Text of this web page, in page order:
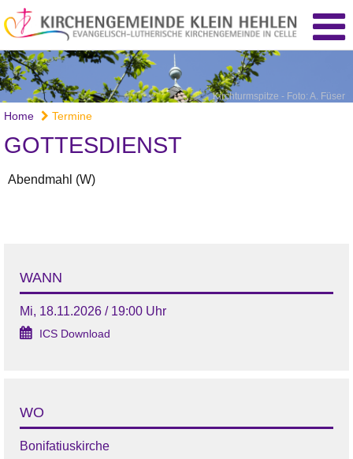
Kirchturmspitze - Foto: A. Füser
Home Termine
GOTTESDIENST
Abendmahl (W)
WANN
Mi, 18.11.2026 / 19:00 Uhr
ICS Download
WO
Bonifatiuskirche